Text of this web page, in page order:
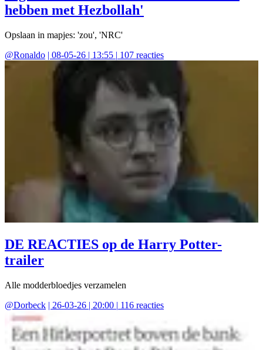
hebben met Hezbollah'
Opslaan in mapjes: 'zou', 'NRC'
@Ronaldo | 08-05-26 | 13:55 | 107 reacties
DE REACTIES op de Harry Potter-
trailer
Alle modderbloedjes verzamelen
@Dorbeck | 26-03-26 | 20:00 | 116 reacties